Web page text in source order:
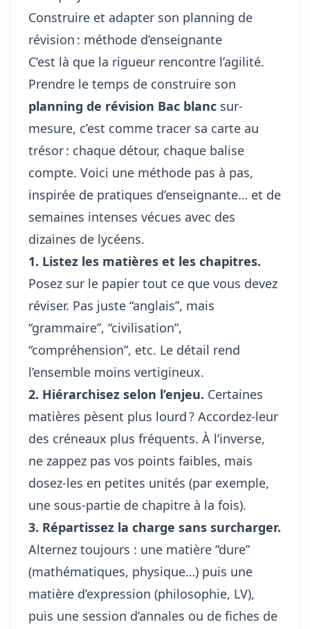
Construire et adapter son planning de
révision : méthode d’enseignante
C’est là que la rigueur rencontre l’agilité.
Prendre le temps de construire son
planning de révision Bac blanc sur-
mesure, c’est comme tracer sa carte au
trésor : chaque détour, chaque balise
compte. Voici une méthode pas à pas,
inspirée de pratiques d’enseignante… et de
semaines intenses vécues avec des
dizaines de lycéens.
1. Listez les matières et les chapitres.
Posez sur le papier tout ce que vous devez
réviser. Pas juste “anglais”, mais
“grammaire”, “civilisation”,
“compréhension”, etc. Le détail rend
l’ensemble moins vertigineux.
2. Hiérarchisez selon l’enjeu. Certaines
matières pèsent plus lourd ? Accordez-leur
des créneaux plus fréquents. À l’inverse,
ne zappez pas vos points faibles, mais
dosez-les en petites unités (par exemple,
une sous-partie de chapitre à la fois).
3. Répartissez la charge sans surcharger.
Alternez toujours : une matière “dure”
(mathématiques, physique…) puis une
matière d’expression (philosophie, LV),
puis une session d’annales ou de fiches de